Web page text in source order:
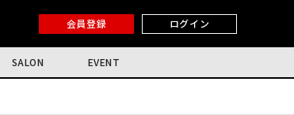
会員登録 ログイン
SALON EVENT